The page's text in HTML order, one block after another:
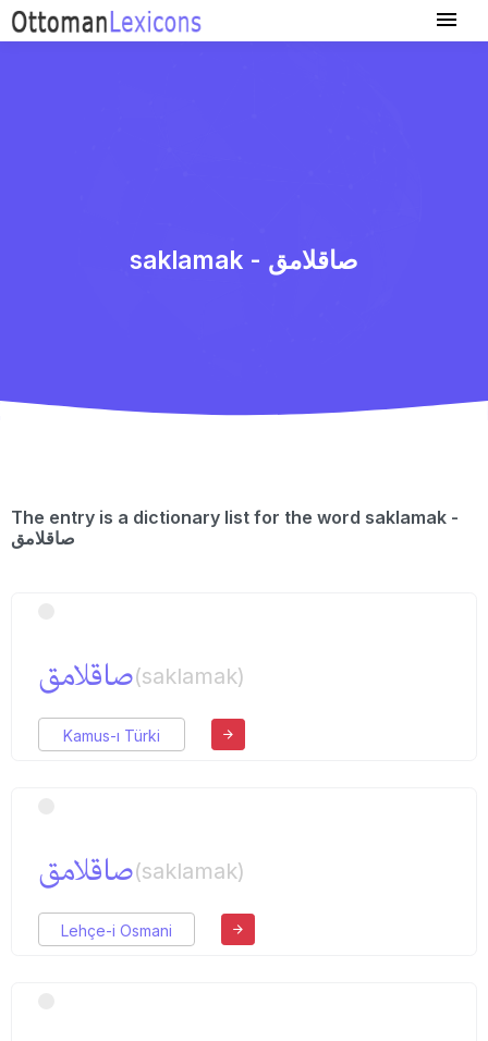
saklamak - صاقلامق
The entry is a dictionary list for the word saklamak -
صاقلامق
صاقلامق(saklamak)
Kamus-ı Türki
صاقلامق(saklamak)
Lehçe-i Osmani